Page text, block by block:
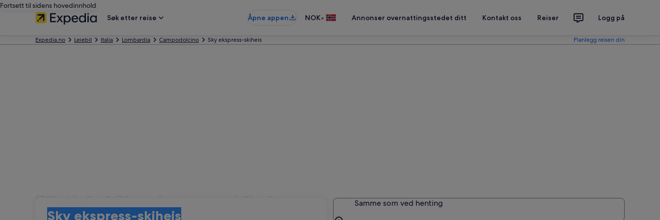
Fortsett til sidens hovedinnhold
Søk etter reise
Åpne appen NOK• Annonser overnattingsstedet ditt Kontakt oss Reiser Logg på
Expedia.no Leiebil Italia Lombardia Campodolcino Sky ekspress-skiheis Planlegg reisen din
Bilutleie i Sky ekspress-skiheis
Sky ekspress-skiheis
Samme som ved henting